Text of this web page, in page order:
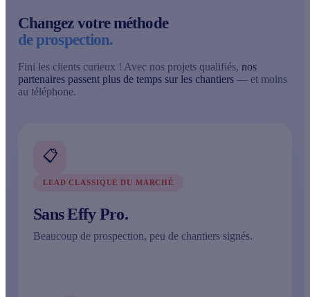
Changez votre méthode
de prospection.
Fini les clients curieux ! Avec nos projets qualifiés, nos
partenaires passent plus de temps sur les chantiers — et moins
au téléphone.
📋
LEAD CLASSIQUE DU MARCHÉ
Sans Effy Pro.
Beaucoup de prospection, peu de chantiers signés.